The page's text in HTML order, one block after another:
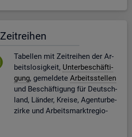
Zeit­rei­hen
Ta­bel­len mit Zeit­rei­hen der Ar­
beits­lo­sig­keit, Un­ter­be­schäf­ti­
gung, ge­mel­de­te Ar­beits­stel­len
und Be­schäf­ti­gung für Deutsch­
land, Län­der, Krei­se, Agen­tur­be­
zir­ke und Ar­beits­markt­re­gio­